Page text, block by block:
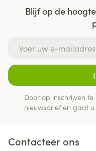
Blijf op de
Door op inschrijven te
nieuwsbrief en gaat
Contacteer ons